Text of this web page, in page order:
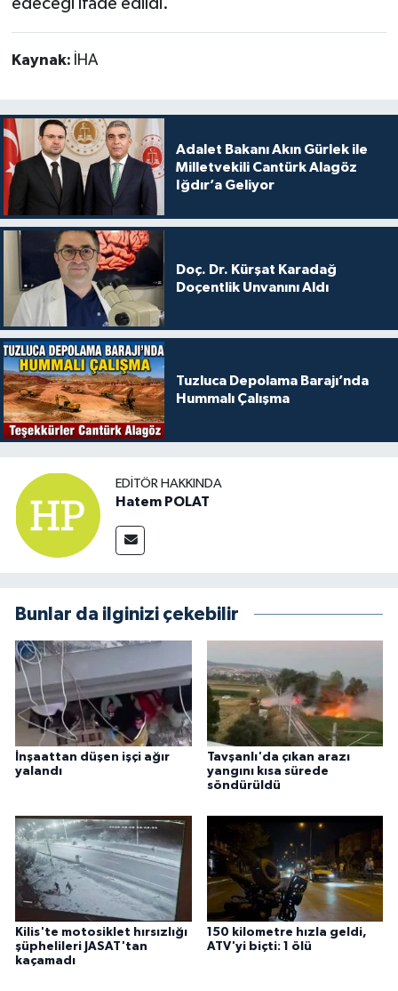
edeceği ifade edildi.
Kaynak: İHA
Adalet Bakanı Akın Gürlek ile
Milletvekili Cantürk Alagöz
Iğdır’a Geliyor
Doç. Dr. Kürşat Karadağ
Doçentlik Unvanını Aldı
Tuzluca Depolama Barajı’nda
Hummalı Çalışma
EDITÖR HAKKINDA
Hatem POLAT
Bunlar da ilginizi çekebilir
İnşaattan düşen işçi ağır
yalandı
Tavşanlı'da çıkan arazı
yangını kısa sürede
söndürüldü
Kilis'te motosiklet hırsızlığı
şüphelileri JASAT'tan
kaçamadı
150 kilometre hızla geldi,
ATV'yi biçti: 1 ölü